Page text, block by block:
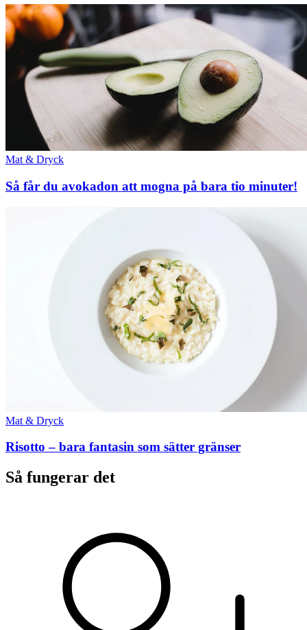
Mat & Dryck
Så får du avokadon att mogna på bara tio minuter!
Mat & Dryck
Risotto – bara fantasin som sätter gränser
Så fungerar det